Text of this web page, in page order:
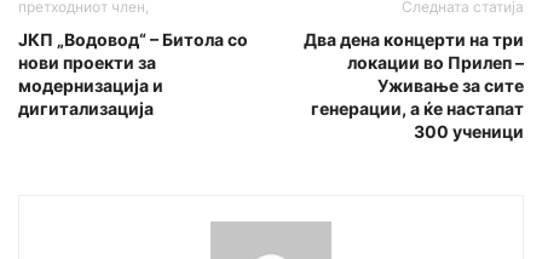
претходниот член,
ЈКП „Водовод“ – Битола со
нови проекти за
модернизација и
дигитализација
Следната статија
Два дена концерти на три
локации во Прилеп –
Уживање за сите
генерации, а ќе настапат
300 ученици